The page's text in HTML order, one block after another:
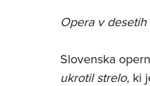
Opera v
Slovenska
ukrotil strelo, ki